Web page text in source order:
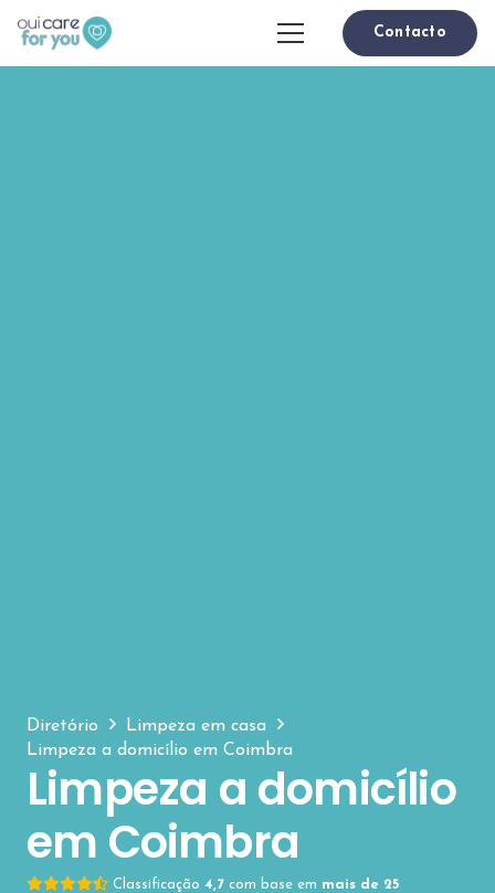
Contacto
Diretório
Limpeza em casa
Limpeza a domicílio em Coimbra
Limpeza a domicílio
em Coimbra
Classificação 4,7 com base em mais de 25